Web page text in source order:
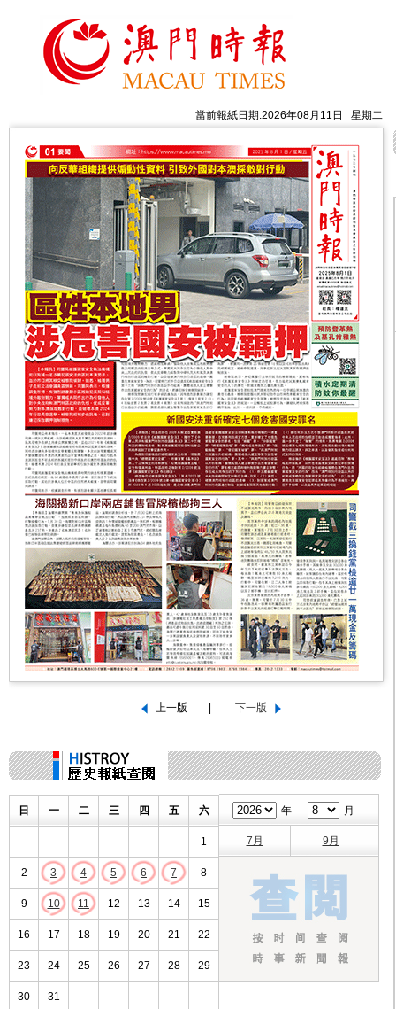
當前報紙日期:2026年08月11日 星期二
日 一 二 三 四 五 六
1
2 3 4 5 6 7 8
9 10 11 12 13 14 15
16 17 18 19 20 21 22
23 24 25 26 27 28 29
30 31
年 月
7月 9月